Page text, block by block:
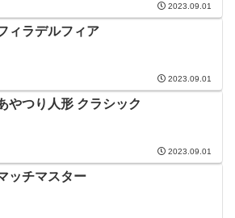
2023.09.01
ィラデルフィア
2023.09.01
やつり人形 クラシック
2023.09.01
ッチマスター